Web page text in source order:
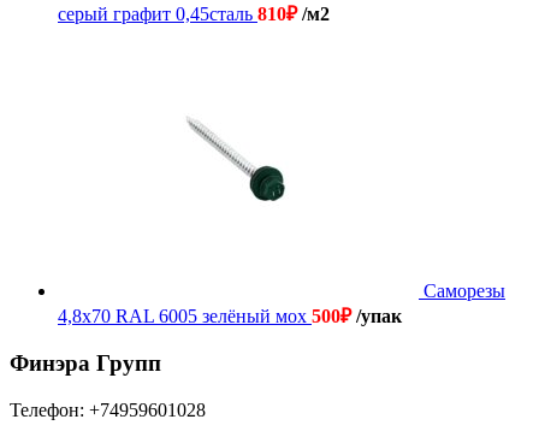
серый графит 0,45сталь 810₽/м2
Саморезы
4,8х70 RAL 6005 зелёный мох 500₽/упак
Финэра Групп
Телефон: +74959601028